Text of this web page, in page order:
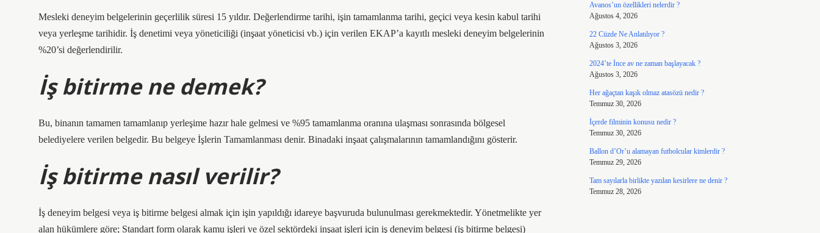
Mesleki deneyim belgelerinin geçerlilik süresi 15 yıldır. Değerlendirme tarihi, işin tamamlanma tarihi, geçici veya kesin kabul tarihi
veya yerleşme tarihidir. İş denetimi veya yöneticiliği (inşaat yöneticisi vb.) için verilen EKAP’a kayıtlı mesleki deneyim belgelerinin
%20’si değerlendirilir.
İş bitirme ne demek?
Bu, binanın tamamen tamamlanıp yerleşime hazır hale gelmesi ve %95 tamamlanma oranına ulaşması sonrasında bölgesel
belediyelere verilen belgedir. Bu belgeye İşlerin Tamamlanması denir. Binadaki inşaat çalışmalarının tamamlandığını gösterir.
İş bitirme nasıl verilir?
İş deneyim belgesi veya iş bitirme belgesi almak için işin yapıldığı idareye başvuruda bulunulması gerekmektedir. Yönetmelikte yer
alan hükümlere göre; Standart form olarak kamu işleri ve özel sektördeki inşaat işleri için iş deneyim belgesi (iş bitirme belgesi)
Avanos’un özellikleri nelerdir ?
Ağustos 4, 2026
22 Cüzde Ne Anlatılıyor ?
Ağustos 3, 2026
2024’te İnce av ne zaman başlayacak ?
Ağustos 3, 2026
Her ağaçtan kaşık olmaz atasözü nedir ?
Temmuz 30, 2026
İçerde filminin konusu nedir ?
Temmuz 30, 2026
Ballon d’Or’u alamayan futbolcular kimlerdir ?
Temmuz 29, 2026
Tam sayılarla birlikte yazılan kesirlere ne denir ?
Temmuz 28, 2026